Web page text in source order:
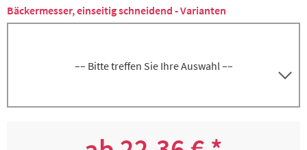
Bäckermesser, einseitig schneidend - Varianten
–– Bitte treffen Sie Ihre Auswahl ––